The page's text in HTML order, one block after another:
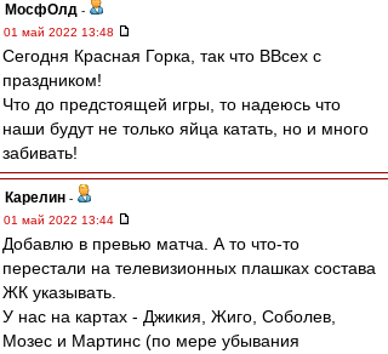
МосфОлд -
01 май 2022 13:48
Сегодня Красная Горка, так что ВВсех с
праздником!
Что до предстоящей игры, то надеюсь что
наши будут не только яйца катать, но и много
забивать!
Карелин -
01 май 2022 13:44
Добавлю в превью матча. А то что-то
перестали на телевизионных плашках состава
ЖК указывать.
У нас на картах - Джикия, Жиго, Соболев,
Мозес и Мартинс (по мере убывания